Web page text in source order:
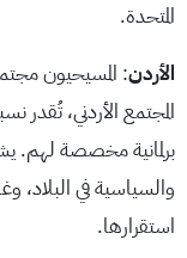
المتحدة.
الأردن: المسيحيون
برلمانية مخصصة لهم.
والسياسية في البلاد،
استقرارها.